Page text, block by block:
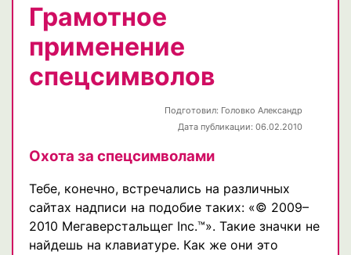
Грамотное
применение
спецсимволов
Подготовил: Головко Александр
Дата публикации: 06.02.2010
Охота за спецсимволами
Тебе, конечно, встречались на различных
сайтах надписи на подобие таких: «© 2009–
2010 Мегаверстальщег Inc.™». Такие значки не
найдешь на клавиатуре. Как же они это